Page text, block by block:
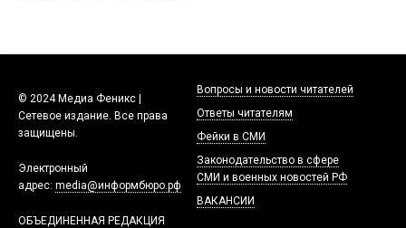
© 2024 Медиа Феникс |
Сетевое издание. Все права
защищены.
Электронный
адрес: media@информбюро.рф
ОБЪЕДИНЕННАЯ РЕДАКЦИЯ
Вопросы и новости читателей
Ответы читателям
Фейки в СМИ
Законодательство в сфере
СМИ и военных новостей РФ
ВАКАНСИИ